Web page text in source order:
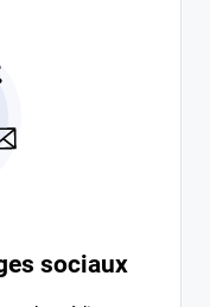
sociaux